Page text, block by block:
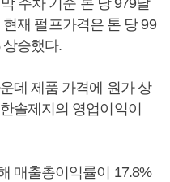
주차 기준 톤 당 979달
재 펄프가격은 톤 당 99
승했다.
데 제품 가격에 원가 상
솔제지의 영업이익이
매출총이익률이 17.8%